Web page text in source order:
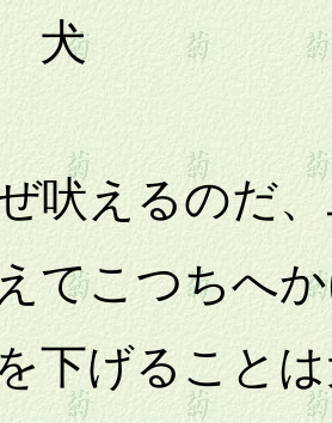
犬
るのだ、
つちへか
ることは